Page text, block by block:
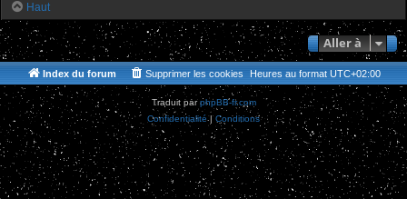
Haut
Aller à
Index du forum Heures au format UTC+02:00
Supprimer les cookies
Traduit parphpBB-fr.com
Confidentialité|Conditions